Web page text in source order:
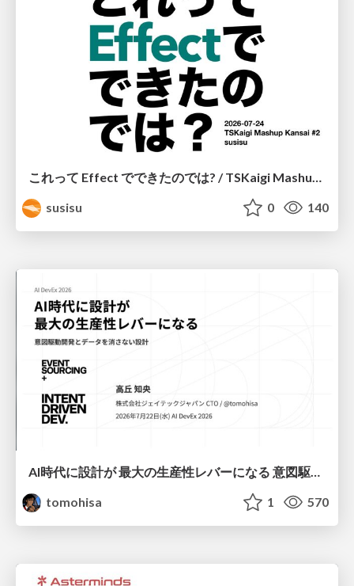
これって Effect でできたのでは? / TSKaigi Mashup Kansai #2
susisu
0 140
AI時代に設計が 最大の生産性レバーになる 意図駆動開発とデータを消さない設計｜Don't Delete Your Data or Your Intent — Design as the Deepest Lever in the AI Era
tomohisa
1 570